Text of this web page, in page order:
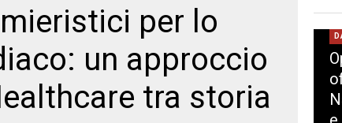
per lo
un approccio
tra storia